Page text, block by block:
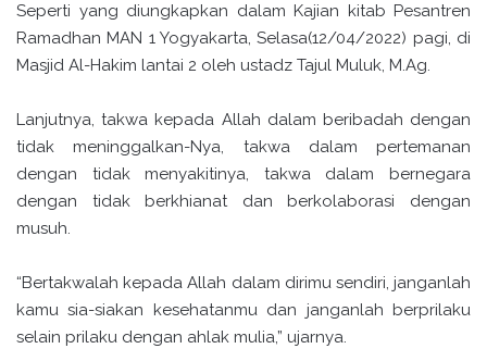
Seperti yang diungkapkan dalam Kajian kitab Pesantren
Ramadhan MAN 1 Yogyakarta, Selasa(12/04/2022) pagi, di
Masjid Al-Hakim lantai 2 oleh ustadz Tajul Muluk, M.Ag.
Lanjutnya, takwa kepada Allah dalam beribadah dengan
tidak meninggalkan-Nya, takwa dalam pertemanan
dengan tidak menyakitinya, takwa dalam bernegara
dengan tidak berkhianat dan berkolaborasi dengan
musuh.
“Bertakwalah kepada Allah dalam dirimu sendiri, janganlah
kamu sia-siakan kesehatanmu dan janganlah berprilaku
selain prilaku dengan ahlak mulia,” ujarnya.